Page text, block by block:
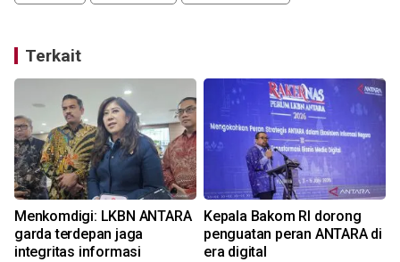
Terkait
Menkomdigi: LKBN ANTARA
garda terdepan jaga
integritas informasi
Kepala Bakom RI dorong
penguatan peran ANTARA di
era digital